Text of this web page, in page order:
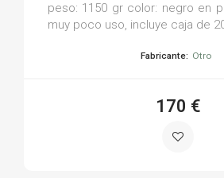
peso: 1150 gr color: negro en
muy poco uso, incluye caja de
Fabricante: Otro
170 €